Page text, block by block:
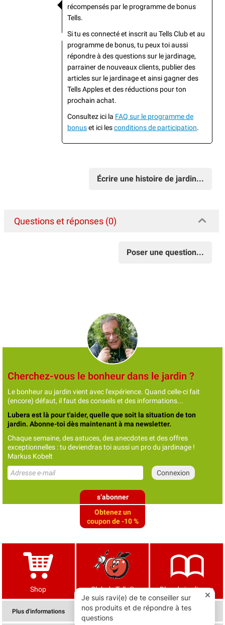
récompensés par le programme de bonus
Tells.
Si tu es connecté et inscrit au Tells Club et au
programme de bonus, tu peux toi aussi
répondre à des questions sur le jardinage,
parrainer de nouveaux clients, publier des
articles sur le jardinage et ainsi gagner des
Tells Apples et des réductions pour ton
prochain achat.
Consultez ici la FAQ sur le programme de
bonuset ici lesconditions de participation.
Écrire une histoire de jardin...
Questions et réponses (0)
Poser une question...
Cherchez-vous le bonheur dans le jardin ?
Le bonheur au jardin vient avec l'expérience. Quand celle-ci fait
(encore) défaut, il faut des conseils et des informations...
Lubera est là pour t'aider, quelle que soit la situation de ton
jardin. Abonne-toi dès maintenant à ma newsletter.
Chaque semaine, des astuces, des anecdotes et des offres
exceptionnelles : tu deviendras toi aussi un pro du jardinage !
Markus Kobelt
s’abonner
Obtenez un
coupon de -10 %
Shop Club de Tells® Blog de jardinage
Plus d'informations